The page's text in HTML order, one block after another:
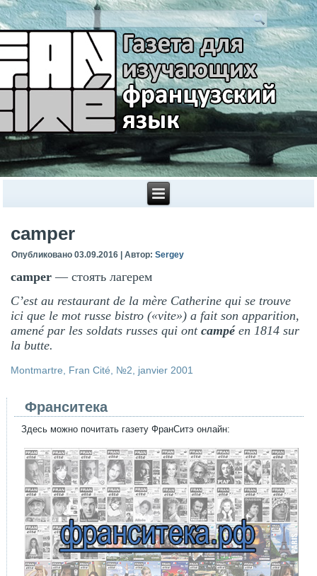
camper
Опубликовано 03.09.2016 |Автор: Sergey
camper — стоять лагерем
C’est au restaurant de la mère Catherine qui se trouve
ici que le mot russe bistro («vite») a fait son apparition,
amené par les soldats russes qui ontcampéen 1814 sur
la butte.
Montmartre, Fran Cité, №2, janvier 2001
Франситека
Здесь можно почитать газету ФранСитэ онлайн: